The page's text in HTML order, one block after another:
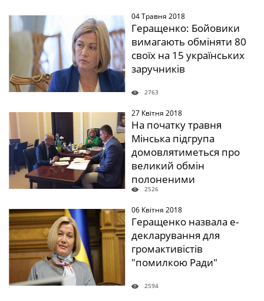
" /> 04 Травня 2018
Геращенко: Бойовики
вимагають обміняти 80
своїх на 15 українських
заручників
2763
" /> 27 Квітня 2018
На початку травня
Мінська підгрупа
домовлятиметься про
великий обмін
полоненими
2526
" /> 06 Квітня 2018
Геращенко назвала е-
декларування для
громактивістів
"помилкою Ради"
2594